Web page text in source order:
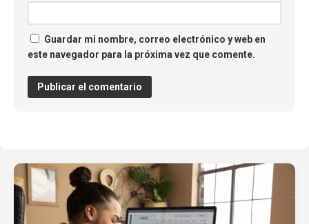
Guardar mi nombre, correo electrónico y web en
este navegador para la próxima vez que comente.